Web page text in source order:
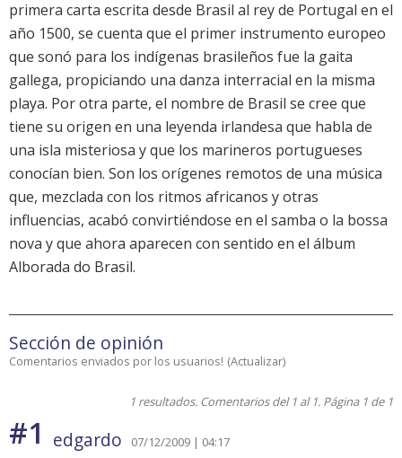
primera carta escrita desde Brasil al rey de Portugal en el
año 1500, se cuenta que el primer instrumento europeo
que sonó para los indígenas brasileños fue la gaita
gallega, propiciando una danza interracial en la misma
playa. Por otra parte, el nombre de Brasil se cree que
tiene su origen en una leyenda irlandesa que habla de
una isla misteriosa y que los marineros portugueses
conocían bien. Son los orígenes remotos de una música
que, mezclada con los ritmos africanos y otras
influencias, acabó convirtiéndose en el samba o la bossa
nova y que ahora aparecen con sentido en el álbum
Alborada do Brasil.
Sección de opinión
Comentarios enviados por los usuarios! (Actualizar)
1 resultados. Comentarios del 1 al 1. Página 1 de 1
#1 edgardo 07/12/2009 | 04:17